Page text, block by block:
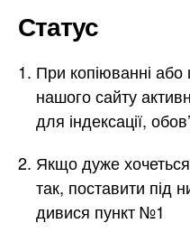
Статус
При копіюванні або
нашого сайту
для індексації,
Якщо дуже
так, поставити під
дивися пункт №1